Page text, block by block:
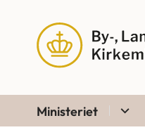
Ministeriet